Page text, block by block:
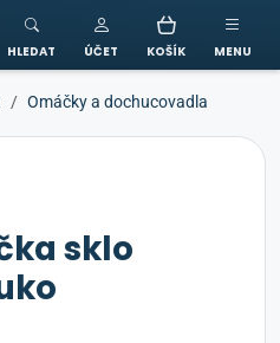
HLEDAT ÚČET KOŠÍK MENU
Omáčky a dochucovadla
sklo